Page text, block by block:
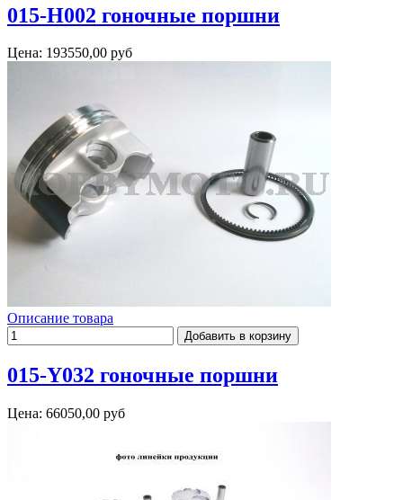
015-H002 гоночные поршни
Цена: 193550,00 руб
Описание товара
015-Y032 гоночные поршни
Цена: 66050,00 руб